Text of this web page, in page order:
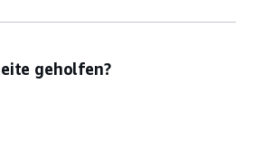
geholfen?